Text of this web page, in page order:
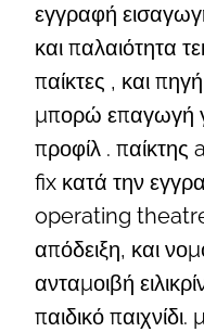
εγγραφή
και παλαιότητα
παίκτες , και
μπορώ επαγωγή
προφίλ .
fix κατά την
operating
απόδειξη, και
ανταμοιβή
παιδικό